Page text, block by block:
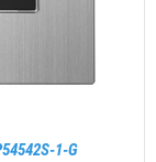
1-G